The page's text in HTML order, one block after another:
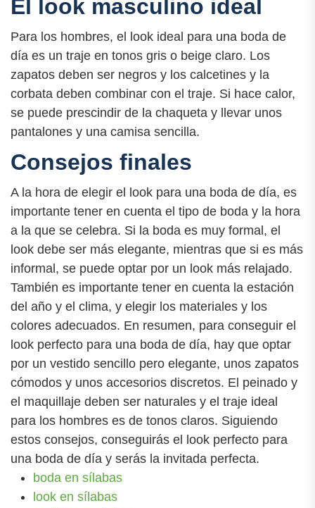
El look masculino ideal
Para los hombres, el look ideal para una boda de
día es un traje en tonos gris o beige claro. Los
zapatos deben ser negros y los calcetines y la
corbata deben combinar con el traje. Si hace calor,
se puede prescindir de la chaqueta y llevar unos
pantalones y una camisa sencilla.
Consejos finales
A la hora de elegir el look para una boda de día, es
importante tener en cuenta el tipo de boda y la hora
a la que se celebra. Si la boda es muy formal, el
look debe ser más elegante, mientras que si es más
informal, se puede optar por un look más relajado.
También es importante tener en cuenta la estación
del año y el clima, y elegir los materiales y los
colores adecuados. En resumen, para conseguir el
look perfecto para una boda de día, hay que optar
por un vestido sencillo pero elegante, unos zapatos
cómodos y unos accesorios discretos. El peinado y
el maquillaje deben ser naturales y el traje ideal
para los hombres es de tonos claros. Siguiendo
estos consejos, conseguirás el look perfecto para
una boda de día y serás la invitada perfecta.
boda en sílabas
look en sílabas